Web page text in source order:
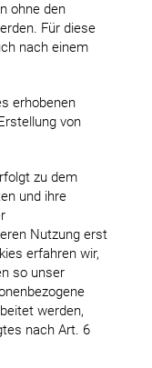
ohne den
Für diese
nach einem
erhobenen
von
zu dem
und ihre
Nutzung erst
erfahren wir,
so unser
werden,
nach Art. 6